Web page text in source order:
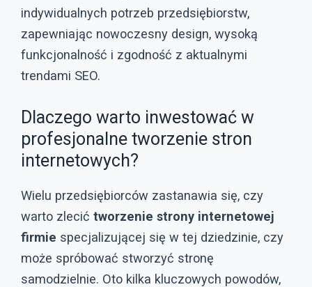
indywidualnych potrzeb przedsiębiorstw,
zapewniając nowoczesny design, wysoką
funkcjonalność i zgodność z aktualnymi
trendami SEO.
Dlaczego warto inwestować w
profesjonalne tworzenie stron
internetowych?
Wielu przedsiębiorców zastanawia się, czy
warto zlecić tworzenie strony internetowej
firmie specjalizującej się w tej dziedzinie, czy
może spróbować stworzyć stronę
samodzielnie. Oto kilka kluczowych powodów,